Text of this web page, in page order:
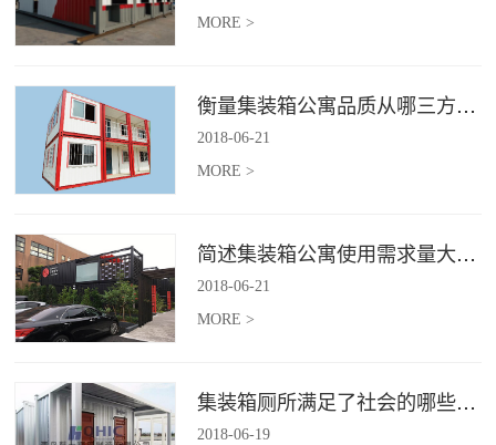
MORE >
衡量集装箱公寓品质从哪三方面入手？
2018-06-21
MORE >
简述集装箱公寓使用需求量大幅增加的原因
2018-06-21
MORE >
集装箱厕所满足了社会的哪些需求
2018-06-19